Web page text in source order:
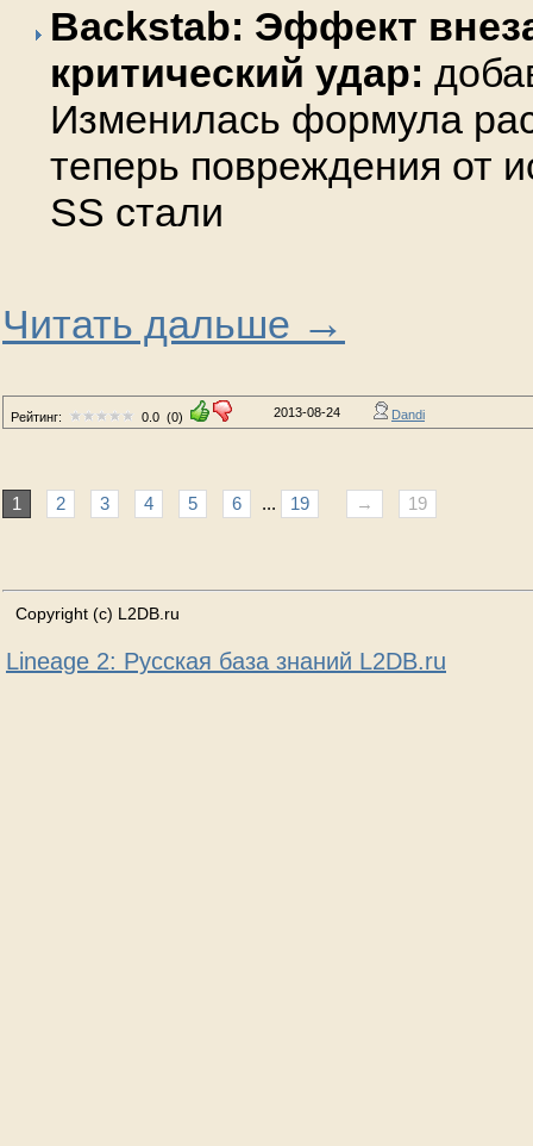
Backstab: Эффект
критический удар:
Изменилась формула
теперь повреждения от
SS стали
Читать дальше →
Рейтинг: 0.0 (0) 2013-08-24 Dandi
1 2 3 4 5 6 ... 19 → 19
Copyright (c) L2DB.ru
Lineage 2: Русская база знаний L2DB.ru